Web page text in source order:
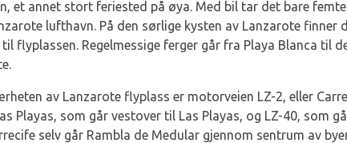
et annet stort feriested på øya. Med bil tar det bare
lufthavn. På den sørlige kysten av Lanzarote
flyplassen. Regelmessige ferger går fra Playa Blanca til
av Lanzarote flyplass er motorveien LZ-2, eller
Playas, som går vestover til Las Playas, og LZ-40, som
selv går Rambla de Medular gjennom sentrum av